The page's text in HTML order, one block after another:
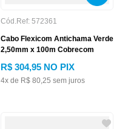
Cód.Ref: 572361
Cabo Flexicom Antichama Verde
2,50mm x 100m Cobrecom
R$ 304,95 NO PIX
4x de R$ 80,25 sem juros